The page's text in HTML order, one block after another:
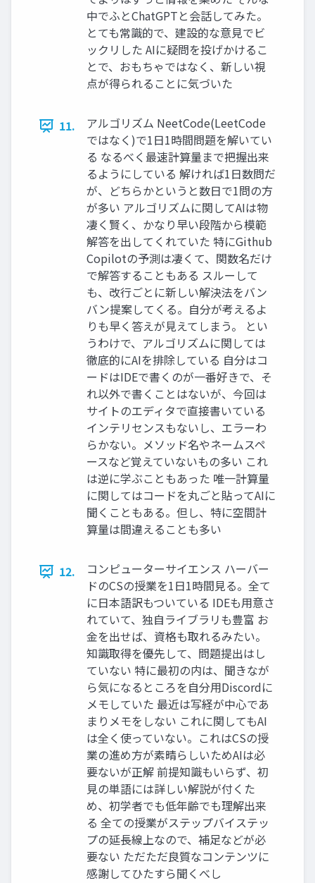
中でふとChatGPTと会話してみた。
とても常識的で、建設的な意見でビ
ックリした AIに疑問を投げかけるこ
とで、おもちゃではなく、新しい視
点が得られることに気づいた
11.
アルゴリズム NeetCode(LeetCode
ではなく)で1日1時間問題を解いてい
る なるべく最速計算量まで把握出来
るようにしている 解ければ1日数問だ
が、どちらかというと数日で1問の方
が多い アルゴリズムに関してAIは物
凄く賢く、かなり早い段階から模範
解答を出してくれていた 特にGithub
Copilotの予測は凄くて、関数名だけ
で解答することもある スルーして
も、改行ごとに新しい解決法をバン
バン提案してくる。自分が考えるよ
りも早く答えが見えてしまう。 とい
うわけで、アルゴリズムに関しては
徹底的にAIを排除している 自分はコ
ードはIDEで書くのが一番好きで、そ
れ以外で書くことはないが、今回は
サイトのエディタで直接書いている
インテリセンスもないし、エラーわ
らかない。メソッド名やネームスペ
ースなど覚えていないもの多い これ
は逆に学ぶこともあった 唯一計算量
に関してはコードを丸ごと貼ってAIに
聞くこともある。但し、特に空間計
算量は間違えることも多い
12.
コンピューターサイエンス ハーバー
ドのCSの授業を1日1時間見る。全て
に日本語訳もついている IDEも用意さ
れていて、独自ライブラリも豊富 お
金を出せば、資格も取れるみたい。
知識取得を優先して、問題提出はし
ていない 特に最初の内は、聞きなが
ら気になるところを自分用Discordに
メモしていた 最近は写経が中心であ
まりメモをしない これに関してもAI
は全く使っていない。これはCSの授
業の進め方が素晴らしいためAIは必
要ないが正解 前提知識もいらず、初
見の単語には詳しい解説が付くた
め、初学者でも低年齢でも理解出来
る 全ての授業がステップバイステッ
プの延長線上なので、補足などが必
要ない ただただ良質なコンテンツに
感謝してひたすら聞くべし